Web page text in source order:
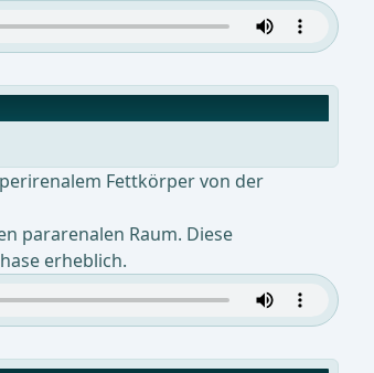
Fettkörper von der
pararenalen Raum. Diese
erheblich.